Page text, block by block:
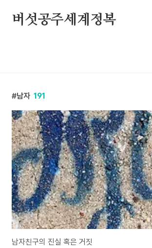
버섯공주세계정복
남자 191
남자친구의 진실 혹은 거짓